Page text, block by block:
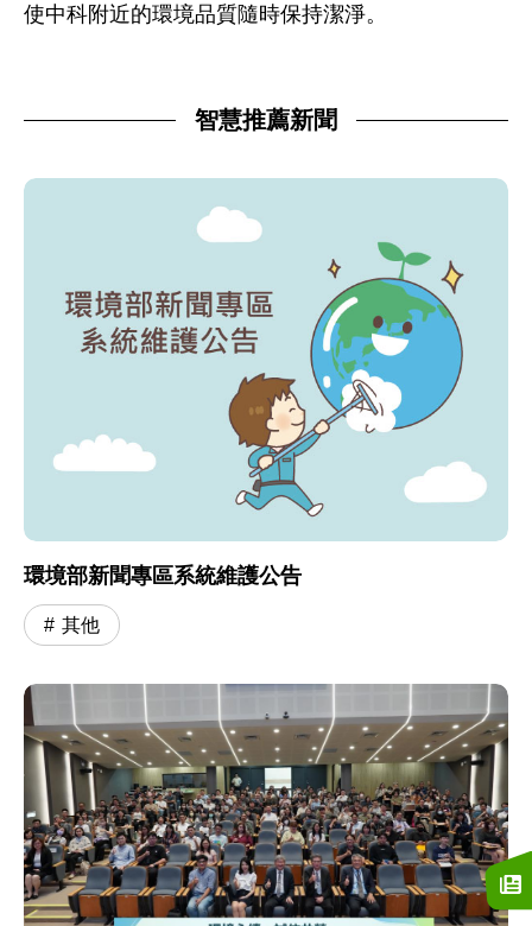
使中科附近的環境品質隨時保持潔淨。
智慧推薦新聞
環境部新聞專區系統維護公告
其他